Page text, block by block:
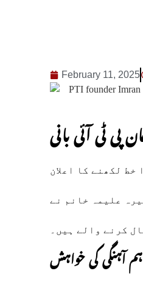
February 11, 2025
پی ٹی آئی بانی
لکھنے کا اعلان
علیمہ خانم نے
کرنے والے ہیں۔
آہنگی کی خواہش